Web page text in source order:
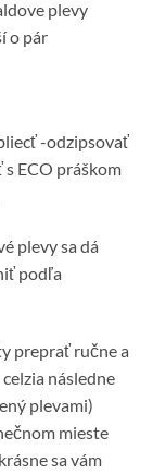
plevy
o pár
-odzipsovať
ECO práškom
plevy sa dá
podľa
preprať ručne a
následne
plevami)
mieste
sa vám